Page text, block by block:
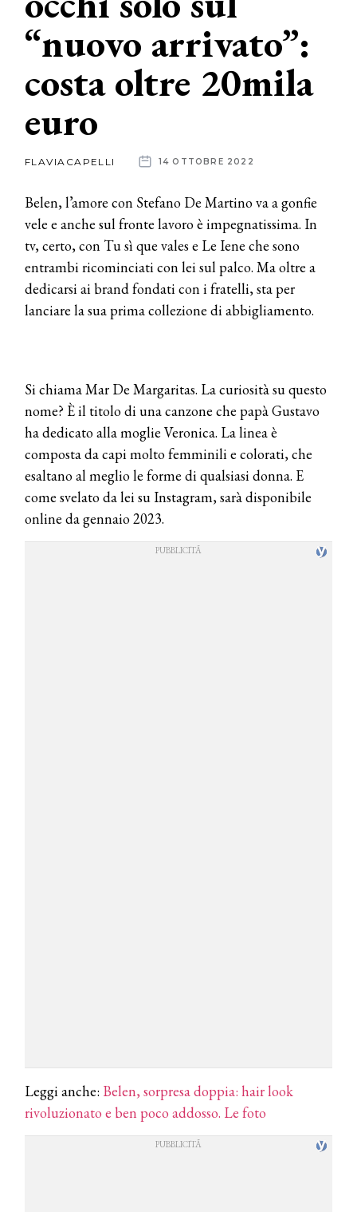
News
aziende
“nuovo arrivato”:
costa oltre 20mila
euro
FLAVIACAPELLI 14 OTTOBRE 2022
Belen, l’amore con Stefano De Martino va a gonfie
vele e anche sul fronte lavoro è impegnatissima. In
tv, certo, con Tu sì que vales e Le Iene che sono
entrambi ricominciati con lei sul palco. Ma oltre a
dedicarsi ai brand fondati con i fratelli, sta per
lanciare la sua prima collezione di abbigliamento.
Si chiama Mar De Margaritas. La curiosità su questo
nome? È il titolo di una canzone che papà Gustavo
ha dedicato alla moglie Veronica. La linea è
composta da capi molto femminili e colorati, che
esaltano al meglio le forme di qualsiasi donna. E
come svelato da lei su Instagram, sarà disponibile
online da gennaio 2023.
Leggi anche: Belen, sorpresa doppia: hair look
rivoluzionato e ben poco addosso. Le foto